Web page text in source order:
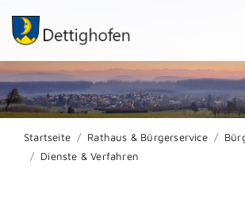
Startseite Rathaus & Bürgerservice
Dienste & Verfahren